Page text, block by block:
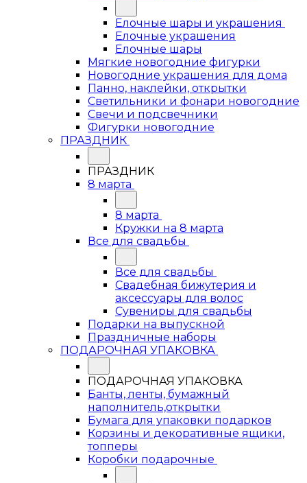
Елочные шары и украшения
Елочные украшения
Елочные шары
Мягкие новогодние фигурки
Новогодние украшения для дома
Панно, наклейки, открытки
Светильники и фонари новогодние
Свечи и подсвечники
Фигурки новогодние
ПРАЗДНИК
ПРАЗДНИК
8 марта
8 марта
Кружки на 8 марта
Все для свадьбы
Все для свадьбы
Свадебная бижутерия и
аксессуары для волос
Сувениры для свадьбы
Подарки на выпускной
Праздничные наборы
ПОДАРОЧНАЯ УПАКОВКА
ПОДАРОЧНАЯ УПАКОВКА
Банты, ленты, бумажный
наполнитель,открытки
Бумага для упаковки подарков
Корзины и декоративные ящики,
топперы
Коробки подарочные